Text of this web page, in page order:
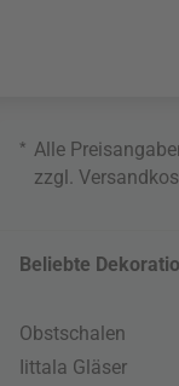
* Alle
zzgl.
Beliebte
Obstschalen
Iittala Gläser